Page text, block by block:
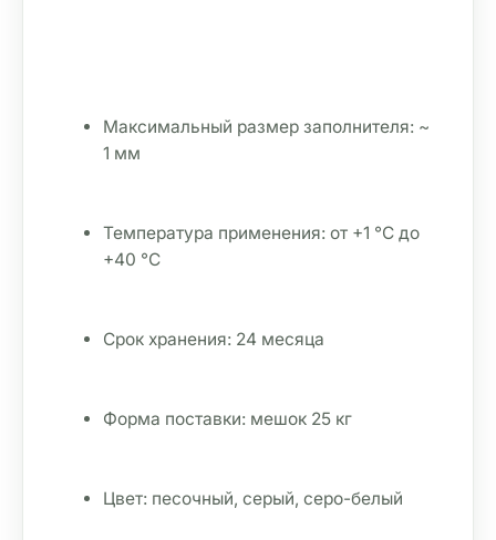
Максимальный размер заполнителя: ~
1 мм
Температура применения: от +1 °C до
+40 °C
Срок хранения: 24 месяца
Форма поставки: мешок 25 кг
Цвет: песочный, серый, серо-белый